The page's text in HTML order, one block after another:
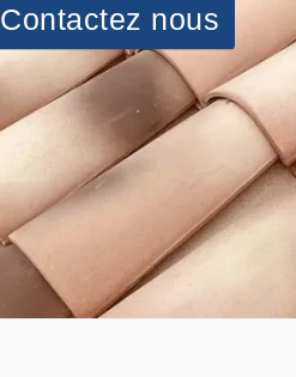
Contactez nous